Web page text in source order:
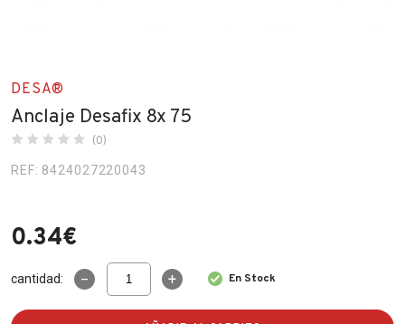
FAQ’s
Contacto
DESA®
Anclaje Desafix 8x 75
(0)
REF: 8424027220043
0.34€
cantidad:
Anclaje
Desafix
En Stock